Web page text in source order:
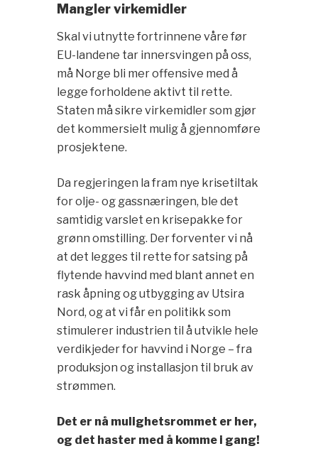
Mangler virkemidler
Skal vi utnytte fortrinnene våre før
EU-landene tar innersvingen på oss,
må Norge bli mer offensive med å
legge forholdene aktivt til rette.
Staten må sikre virkemidler som gjør
det kommersielt mulig å gjennomføre
prosjektene.
Da regjeringen la fram nye krisetiltak
for olje- og gassnæringen, ble det
samtidig varslet en krisepakke for
grønn omstilling. Der forventer vi nå
at det legges til rette for satsing på
flytende havvind med blant annet en
rask åpning og utbygging av Utsira
Nord, og at vi får en politikk som
stimulerer industrien til å utvikle hele
verdikjeder for havvind i Norge – fra
produksjon og installasjon til bruk av
strømmen.
Det er nå mulighetsrommet er her,
og det haster med å komme i gang!